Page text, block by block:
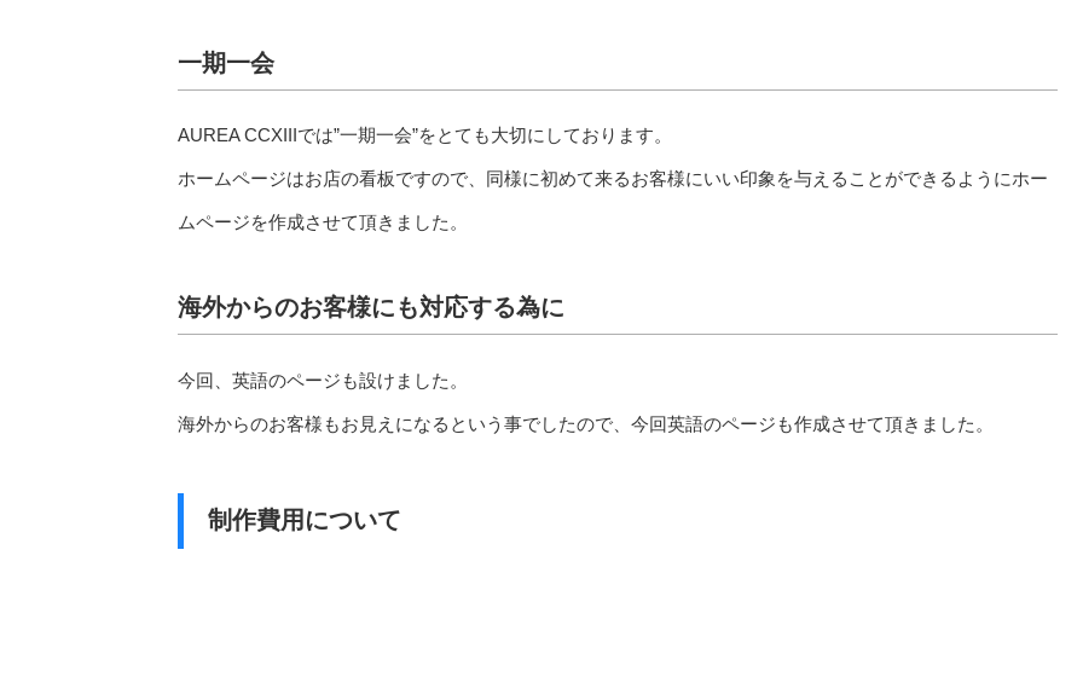
一期一会
AUREA CCXIIIでは”一期一会”をとても大切にしております。
ホームページはお店の看板ですので、同様に初めて来るお客様にいい印象を与えることができるようにホー
ムページを作成させて頂きました。
海外からのお客様にも対応する為に
今回、英語のページも設けました。
海外からのお客様もお見えになるという事でしたので、今回英語のページも作成させて頂きました。
制作費用について